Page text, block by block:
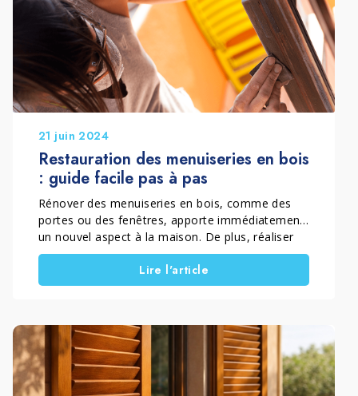
21 juin 2024
Restauration des menuiseries en bois
: guide facile pas à pas
Rénover des menuiseries en bois, comme des
portes ou des fenêtres, apporte immédiatement
un nouvel aspect à la maison. De plus, réaliser
l’intervention soi-même rend le résultat encore
plus satisfaisant. Dans ce guide, vous découvrez
une méthode simple, rapide et accessible en DIY
selon le niveau de dégradation.
Lire l'article